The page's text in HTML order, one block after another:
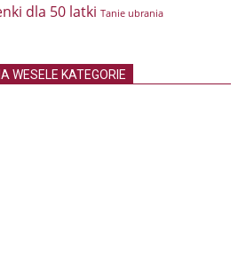
dla 50 latki Tanie ubrania
WESELE KATEGORIE